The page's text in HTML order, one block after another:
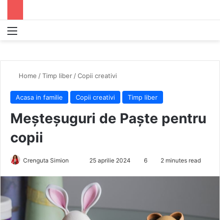
Home /Timp liber /Copii creativi
Acasa in familie Copii creativi Timp liber
Meșteșuguri de Paște pentru
copii
Crenguta Simion
a
25 aprilie 2024 6 2 minutes read